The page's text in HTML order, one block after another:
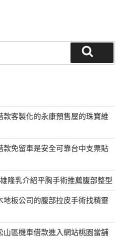
尋
客製化的永康預售屋的珠寶維
免留車是安全可靠台中支票貼
隆乳介紹平胸手術推薦腹部整型
板公司的腹部拉皮手術找精靈
山區機車借款進入網站桃園當舖